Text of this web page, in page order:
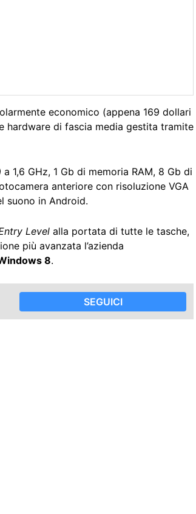
economico (appena 169 dollari
hardware di fascia media gestita tramite
1,6 GHz, 1 Gb di memoria RAM, 8 Gb di
anteriore con risoluzione VGA
suono in Android.
Level alla portata di tutte le tasche,
più avanzata l’azienda
8.
SEGUICI